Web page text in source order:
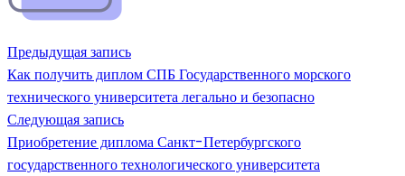
Предыдущая запись
Как получить диплом СПБ Государственного морского
технического университета легально и безопасно
Следующая запись
Приобретение диплома Санкт-Петербургского
государственного технологического университета